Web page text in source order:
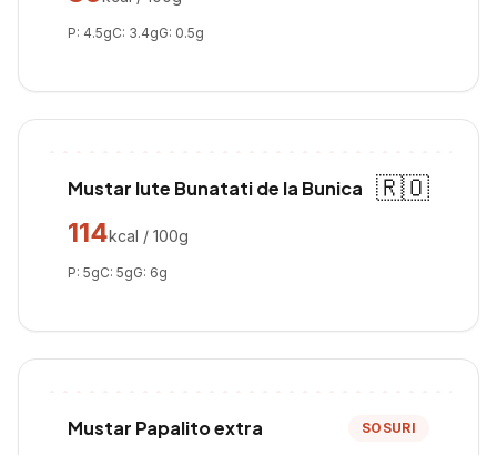
P: 4.5gC: 3.4gG: 0.5g
Mustar Iute Bunatati de la Bunica
🇷🇴
114kcal / 100g
P: 5gC: 5gG: 6g
Mustar Papalito extra SOSURI